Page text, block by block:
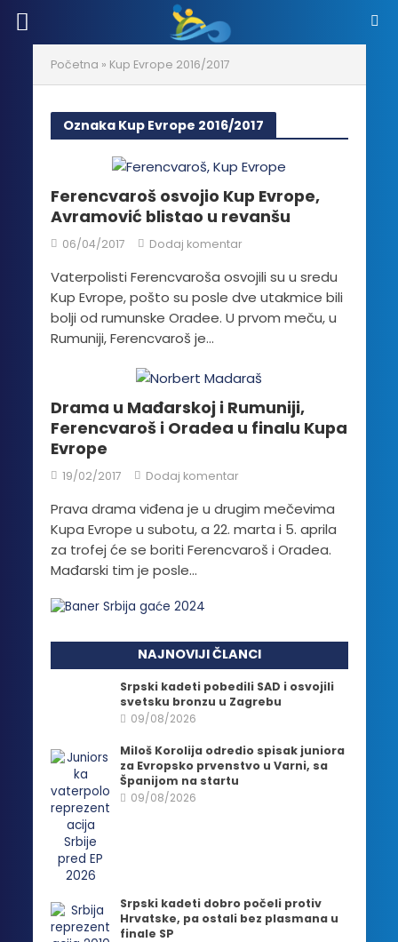
Početna » Kup Evrope 2016/2017
Oznaka Kup Evrope 2016/2017
Ferencvaroš osvojio Kup Evrope,
Avramović blistao u revanšu
06/04/2017 Dodaj komentar
Vaterpolisti Ferencvaroša osvojili su u sredu
Kup Evrope, pošto su posle dve utakmice bili
bolji od rumunske Oradee. U prvom meču, u
Rumuniji, Ferencvaroš je...
Drama u Mađarskoj i Rumuniji,
Ferencvaroš i Oradea u finalu Kupa
Evrope
19/02/2017 Dodaj komentar
Prava drama viđena je u drugim mečevima
Kupa Evrope u subotu, a 22. marta i 5. aprila
za trofej će se boriti Ferencvaroš i Oradea.
Mađarski tim je posle...
NAJNOVIJI ČLANCI
Srpski kadeti pobedili SAD i osvojili
svetsku bronzu u Zagrebu
09/08/2026
Miloš Korolija odredio spisak juniora
za Evropsko prvenstvo u Varni, sa
Španijom na startu
09/08/2026
Srpski kadeti dobro počeli protiv
Hrvatske, pa ostali bez plasmana u
finale SP